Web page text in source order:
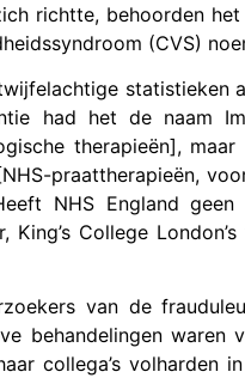
richtte, behoorden
(CVS)
statistieken
had het de naam
therapieën],
praattherapieën,
NHS England
College
van de
behandelingen waren
collega’s volharden